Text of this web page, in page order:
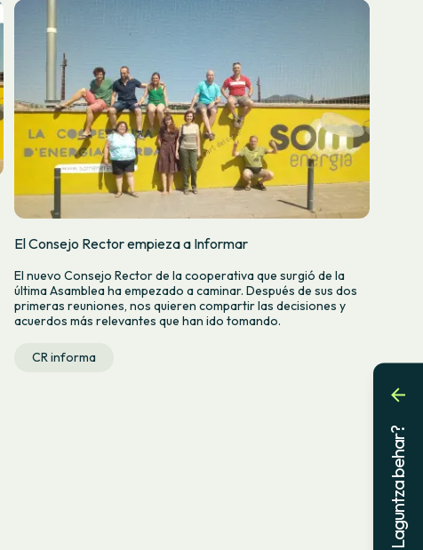
El Consejo Rector empieza a Informar
El nuevo Consejo Rector de la cooperativa que surgió de la
última Asamblea ha empezado a caminar. Después de sus dos
primeras reuniones, nos quieren compartir las decisiones y
acuerdos más relevantes que han ido tomando.
CR informa
Laguntza behar?